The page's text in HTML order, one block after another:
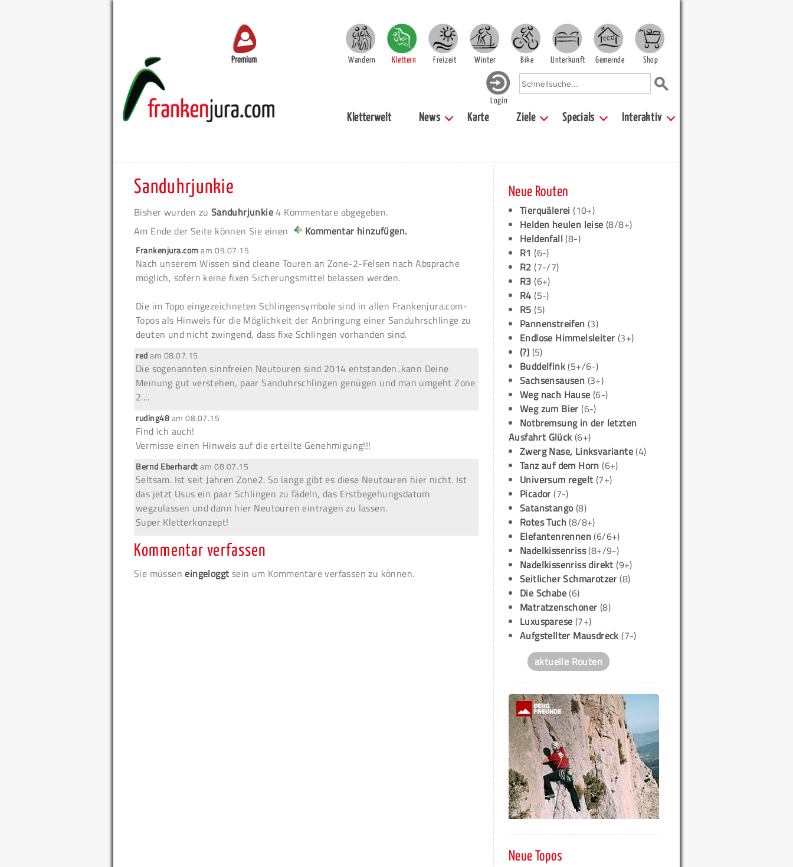
Premium Wandern Klettern Freizeit Winter Bike Unterkunft Gemeinde Shop
Login
Kletterwelt News Karte Ziele Specials Interaktiv
Sanduhrjunkie
Bisher wurden zu Sanduhrjunkie4 Kommentare abgegeben.
Am Ende der Seite können Sie einen
Kommentar hinzufügen.
Frankenjura.comam 09.07.15
Nach unserem Wissen sind cleane Touren an Zone-2-Felsen nach Absprache
möglich, sofern keine fixen Sicherungsmittel belassen werden.
Die im Topo eingezeichneten Schlingensymbole sind in allen Frankenjura.com-
Topos als Hinweis für die Möglichkeit der Anbringung einer Sanduhrschlinge zu
deuten und nicht zwingend, dass fixe Schlingen vorhanden sind.
redam 08.07.15
Die sogenannten sinnfreien Neutouren sind 2014 entstanden..kann Deine
Meinung gut verstehen, paar Sanduhrschlingen genügen und man umgeht Zone
2....
ruding48am08.07.15
Find ich auch!
Vermisse einen Hinweis auf die erteilte Genehmigung!!!
Bernd Eberhardtam 08.07.15
Seltsam. Ist seit Jahren Zone2. So lange gibt es diese Neutouren hier nicht. Ist
das jetzt Usus ein paar Schlingen zu fädeln, das Erstbegehungsdatum
wegzulassen und dann hier Neutouren eintragen zu lassen.
Super Kletterkonzept!
Kommentar verfassen
Sie müsseneingeloggt sein um Kommentare verfassen zu können.
Neue Routen
Tierquälerei (10+)
Helden heulen leise(8/8+)
Heldenfall(8-)
R1 (6-)
R2 (7-/7)
R3 (6+)
R4 (5-)
R5 (5)
Pannenstreifen (3)
Endlose Himmelsleiter (3+)
(?) (5)
Buddelfink(5+/6-)
Sachsensausen (3+)
Weg nach Hause (6-)
Weg zum Bier (6-)
Notbremsung in der letzten
Ausfahrt Glück (6+)
Zwerg Nase, Linksvariante(4)
Tanz auf dem Horn (6+)
Universum regelt (7+)
Picador (7-)
Satanstango(8)
Rotes Tuch(8/8+)
Elefantenrennen(6/6+)
Nadelkissenriss(8+/9-)
Nadelkissenriss direkt (9+)
Seitlicher Schmarotzer (8)
Die Schabe(6)
Matratzenschoner (8)
Luxusparese (7+)
Aufgstellter Mausdreck (7-)
aktuelle Routen
Neue Topos